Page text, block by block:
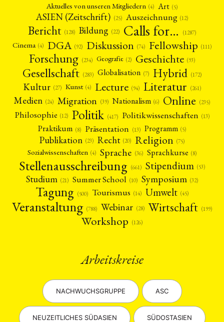
ANGEBOTE
ANTRAG AUF EINEN SMALL GRANT DER DGA MITGLIEDERBEREICH
MITGLIEDSCHAFT
Aktuelles von unseren Mitgliedern (4) Art (5)
ASIEN (Zeitschrift) (25) Auszeichnung (12)
Bericht (128) Bildung (22) Calls for… (1287)
Cinema (4) DGA (92) Diskussion (74) Fellowship (111)
Forschung (234) Geografie (2) Geschichte (93)
Gesellschaft (283) Globalisation (7) Hybrid (172)
Kultur (27) Kunst (4) Lecture (94) Literatur (261)
Medien (24) Migration (39) Nationalism (6) Online (235)
Philosophie (12) Politik (417) Politikwissenschaften (13)
Praktikum (8) Präsentation (13) Programm (5)
Publikation (23) Recht (20) Religion (75)
Sozialwissenschaften (4) Sprache (36) Sprachkurse (8)
Stellenausschreibung (661) Stipendium (53)
Studium (21) Summer School (10) Symposium (32)
Tagung (500) Tourismus (14) Umwelt (45)
Veranstaltung (788) Webinar (28) Wirtschaft (199)
Workshop (126)
Arbeitskreise
NACHWUCHSGRUPPE ASC
NEUZEITLICHES SÜDASIEN SÜDOSTASIEN